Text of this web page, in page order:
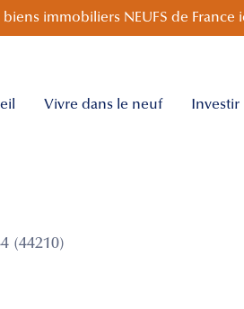
immobiliers NEUFS de
Vivre dans le neuf Investir
(44210)